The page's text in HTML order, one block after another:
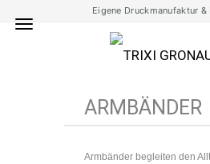
Eigene Druckmanufaktur
ARMBÄNDER
Armbänder begleiten den